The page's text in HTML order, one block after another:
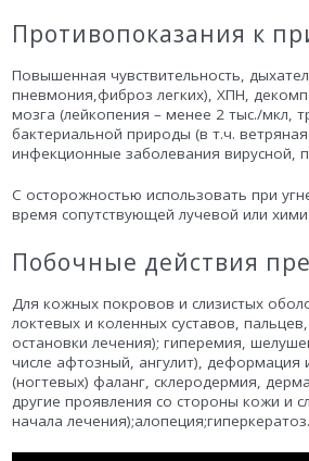
Противопоказания к
Повышенная чувствительность,
пневмония,фиброз легких), ХПН,
мозга (лейкопения – менее 2 тыс./мкл,
бактериальной природы (в т.ч.
инфекционные заболевания вирусной,
C осторожностью использовать при
время сопутствующей лучевой или
Побочные действия
Для кожных покровов и слизистых
локтевых и коленных суставов,
остановки лечения); гиперемия,
числе афтозный, ангулит), деформация
(ногтевых) фаланг, склеродермия,
другие проявления со стороны кожи и
начала лечения);алопеция;гиперкератоз.